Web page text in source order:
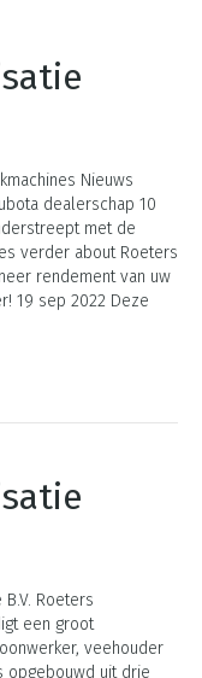
Nieuws
dealerschap 10
met de
verder about Roeters
rendement van uw
19 sep 2022 Deze
Roeters
een groot
veehouder
opgebouwd uit drie